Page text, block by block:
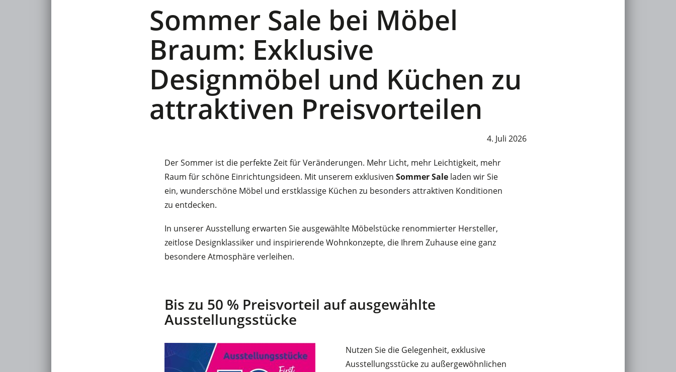
Sommer Sale bei Möbel
Braum: Exklusive
Designmöbel und Küchen zu
attraktiven Preisvorteilen
4. Juli 2026
Der Sommer ist die perfekte Zeit für Veränderungen. Mehr Licht, mehr Leichtigkeit, mehr
Raum für schöne Einrichtungsideen. Mit unserem exklusiven Sommer Sale laden wir Sie
ein, wunderschöne Möbel und erstklassige Küchen zu besonders attraktiven Konditionen
zu entdecken.
In unserer Ausstellung erwarten Sie ausgewählte Möbelstücke renommierter Hersteller,
zeitlose Designklassiker und inspirierende Wohnkonzepte, die Ihrem Zuhause eine ganz
besondere Atmosphäre verleihen.
Bis zu 50 % Preisvorteil auf ausgewählte
Ausstellungsstücke
Nutzen Sie die Gelegenheit, exklusive
Ausstellungsstücke zu außergewöhnlichen